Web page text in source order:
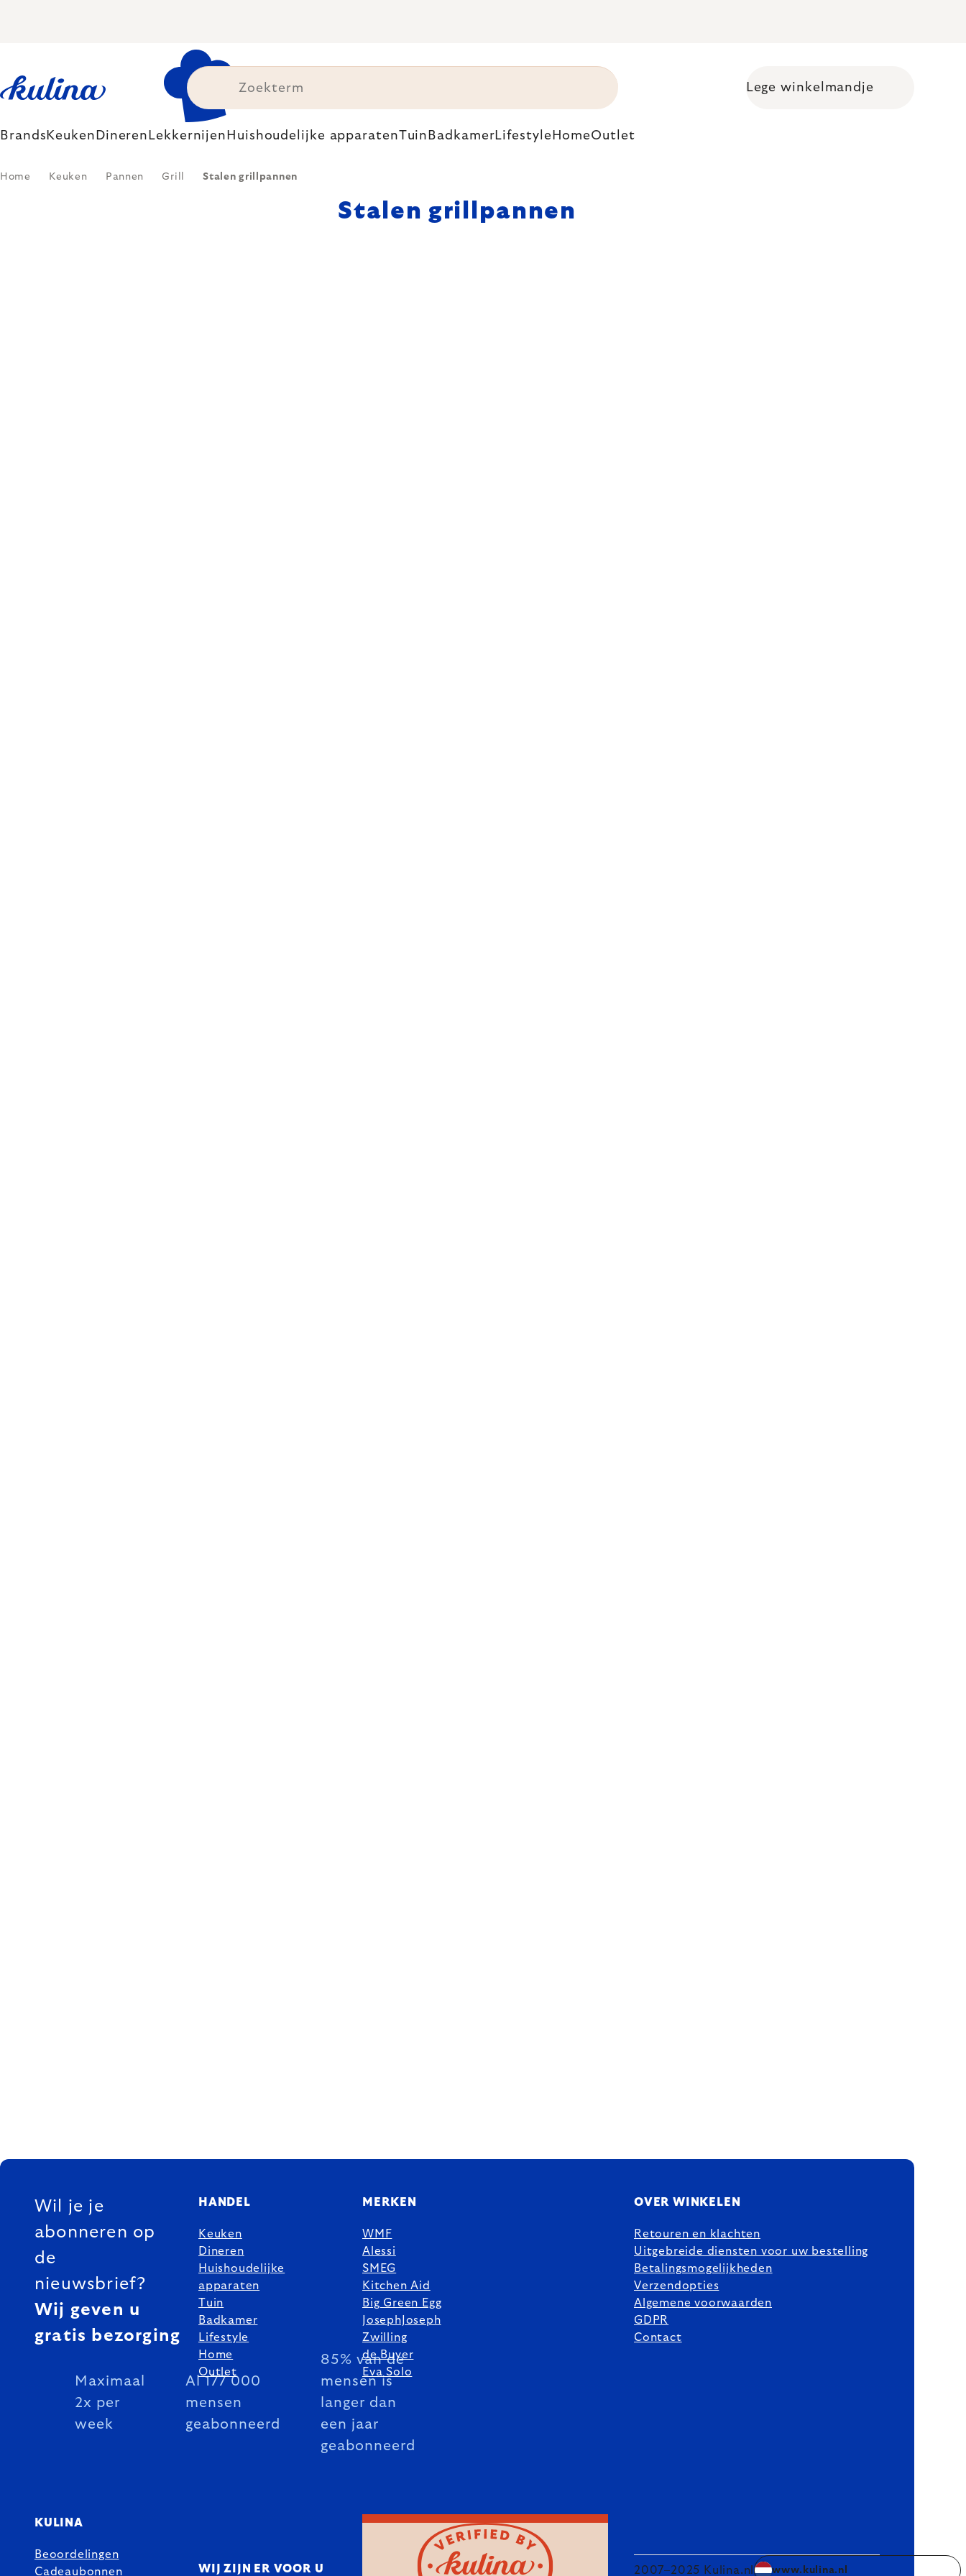
Shopping cart
Lege winkelmandje
Brands Keuken Dineren Lekkernijen Huishoudelijke apparatenTuin BadkamerLifestyle HomeOutlet
Home Keuken Pannen Grill Stalen grillpannen
Stalen grillpannen
FOOTER
Wil je je
abonneren op
de
nieuwsbrief?
Wij geven u
gratis bezorging
Maximaal
2x per
week
Al 177 000
mensen
geabonneerd
85% van de
mensen is
langer dan
een jaar
geabonneerd
HANDEL
Keuken
Dineren
Huishoudelijke
apparaten
Tuin
Badkamer
Lifestyle
Home
Outlet
MERKEN
WMF
Alessi
SMEG
Kitchen Aid
Big Green Egg
JosephJoseph
Zwilling
de Buyer
Eva Solo
OVER WINKELEN
Retouren en klachten
Uitgebreide diensten voor uw bestelling
Betalingsmogelijkheden
Verzendopties
Algemene voorwaarden
GDPR
Contact
KULINA
Beoordelingen
Cadeaubonnen
WIJ ZIJN ER VOOR U 2007–2025 Kulina.nl www.kulina.nl